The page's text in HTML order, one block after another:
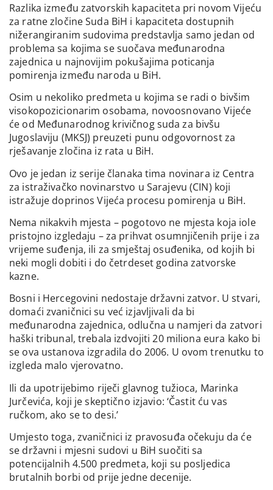
Razlika između zatvorskih kapaciteta pri novom Vijeću
za ratne zločine Suda BiH i kapaciteta dostupnih
nižerangiranim sudovima predstavlja samo jedan od
problema sa kojima se suočava međunarodna
zajednica u najnovijim pokušajima poticanja
pomirenja između naroda u BiH.
Osim u nekoliko predmeta u kojima se radi o bivšim
visokopozicionarim osobama, novoosnovano Vijeće
će od Međunarodnog krivičnog suda za bivšu
Jugoslaviju (MKSJ) preuzeti punu odgovornost za
rješavanje zločina iz rata u BiH.
Ovo je jedan iz serije članaka tima novinara iz Centra
za istraživačko novinarstvo u Sarajevu (CIN) koji
istražuje doprinos Vijeća procesu pomirenja u BiH.
Nema nikakvih mjesta – pogotovo ne mjesta koja iole
pristojno izgledaju – za prihvat osumnjičenih prije i za
vrijeme suđenja, ili za smještaj osuđenika, od kojih bi
neki mogli dobiti i do četrdeset godina zatvorske
kazne.
Bosni i Hercegovini nedostaje državni zatvor. U stvari,
domaći zvaničnici su već izjavljivali da bi
međunarodna zajednica, odlučna u namjeri da zatvori
haški tribunal, trebala izdvojiti 20 miliona eura kako bi
se ova ustanova izgradila do 2006. U ovom trenutku to
izgleda malo vjerovatno.
Ili da upotrijebimo riječi glavnog tužioca, Marinka
Jurčevića, koji je skeptično izjavio: ‘Častit ću vas
ručkom, ako se to desi.’
Umjesto toga, zvaničnici iz pravosuđa očekuju da će
se državni i mjesni sudovi u BiH suočiti sa
potencijalnih 4.500 predmeta, koji su posljedica
brutalnih borbi od prije jedne decenije.